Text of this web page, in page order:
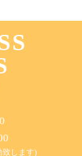
致します)